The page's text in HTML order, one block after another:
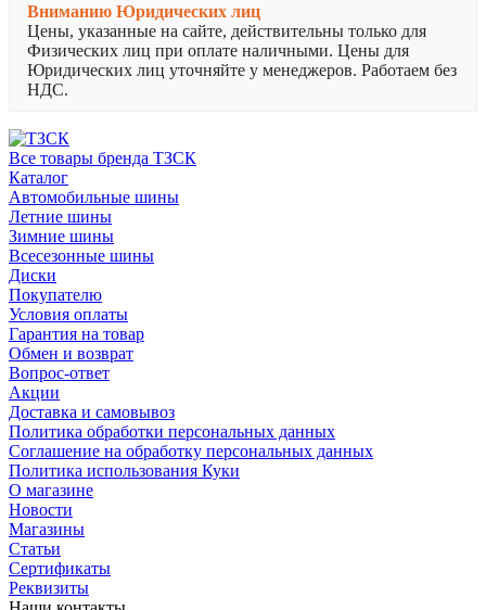
Вниманию Юридических лиц
Цены, указанные на сайте, действительны только для
Физических лиц при оплате наличными. Цены для
Юридических лиц уточняйте у менеджеров. Работаем без
НДС.
Все товары бренда ТЗСК
Каталог
Автомобильные шины
Летние шины
Зимние шины
Всесезонные шины
Диски
Покупателю
Условия оплаты
Гарантия на товар
Обмен и возврат
Вопрос-ответ
Акции
Доставка и самовывоз
Политика обработки персональных данных
Соглашение на обработку персональных данных
Политика использования Куки
О магазине
Новости
Магазины
Статьи
Сертификаты
Реквизиты